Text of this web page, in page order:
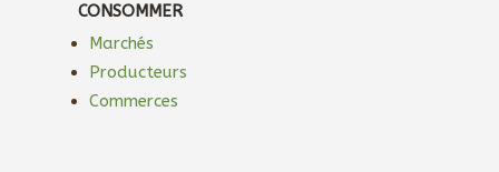
CONSOMMER
Marchés
Producteurs
Commerces